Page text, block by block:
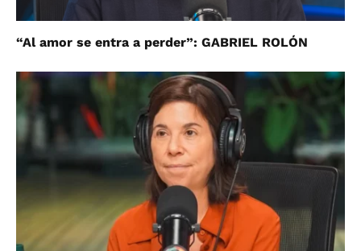
“Al amor se entra a perder”: GABRIEL ROLÓN